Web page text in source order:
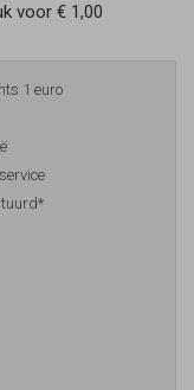
voor € 1,00
1 euro